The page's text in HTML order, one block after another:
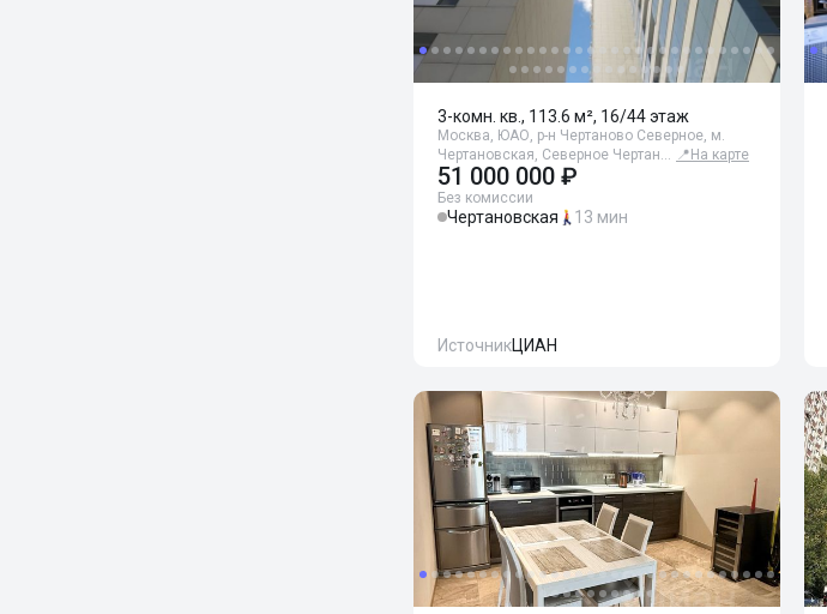
3-комн. кв., 113.6 м², 16/44 этаж
Москва, ЮАО, р-н Чертаново Северное, м.
Чертановская, Северное Чертан… 📍 На карте
51 000 000 ₽
Без комиссии
Чертановская 13 мин
ИсточникЦИАН